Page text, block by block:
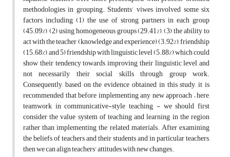
methodologies in grouping. Students’ viwes involved some six
factors including (1) the use of strong partners in each group
(45.09%), (2) using homogeneous groups (29.41%), (3) the ability to
act with the teacher (knowledge and experience) (3.92%), friendship
(15.68%), and 5) friendship with linguistic level (5.88%) which could
show their tendency towards improving their linguistic level and
not necessarily their social skills through group work.
Consequently, based on the evidence obtained in this study, it is
recommended that before implementing any new approach – here,
teamwork in communicative-style teaching - we should first
consider the value system of teaching and learning in the region
rather than implementing the related materials. After examining
the beliefs of teachers and their students and in particular teachers,
then we can align teachers' attitudes with new changes.